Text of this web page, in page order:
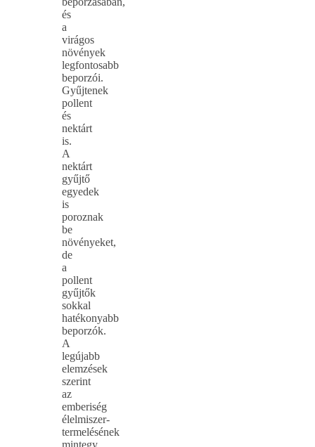
és
a
virágos
növények
legfontosabb
beporzói.
Gyűjtenek
pollent
és
nektárt
is.
A
nektárt
gyűjtő
egyedek
is
poroznak
be
növényeket,
de
a
pollent
gyűjtők
sokkal
hatékonyabb
beporzók.
A
legújabb
elemzések
szerint
az
emberiség
élelmiszer-
termelésének